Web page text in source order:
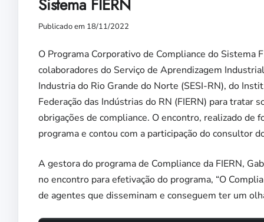
Sistema FIERN
Publicado em 18/11/2022
O Programa Corporativo de Compliance do Sistema
colaboradores do Serviço de Aprendizagem
Industria do Rio Grande do Norte (SESI-RN), do
Federação das Indústrias do RN (FIERN) para tratar
obrigações de compliance. O encontro, realizado
programa e contou com a participação do consultor
A gestora do programa de Compliance da FIERN,
no encontro para efetivação do programa, “O
de agentes que disseminam e conseguem ter um